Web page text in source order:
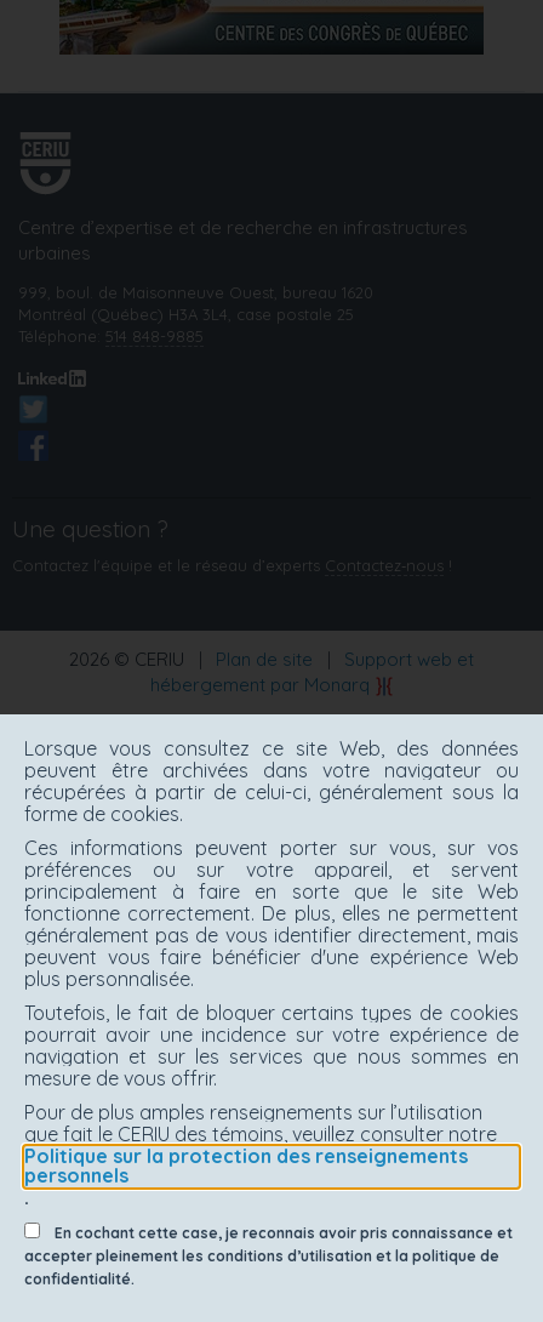
Centre d’expertise et de recherche en infrastructures
urbaines
999, boul. de Maisonneuve Ouest, bureau 1620
Montréal (Québec) H3A 3L4, case postale 25
Téléphone: 514 848-9885
Une question ?
Contactez l'équipe et le réseau d’experts Contactez‑nous !
2026 © CERIU | Plan de site |
Support web et
hébergement par Monarq
Lorsque vous consultez ce site Web, des données
peuvent être archivées dans votre navigateur ou
récupérées à partir de celui-ci, généralement sous la
forme de cookies.
Ces informations peuvent porter sur vous, sur vos
préférences ou sur votre appareil, et servent
principalement à faire en sorte que le site Web
fonctionne correctement. De plus, elles ne permettent
généralement pas de vous identifier directement, mais
peuvent vous faire bénéficier d'une expérience Web
plus personnalisée.
Toutefois, le fait de bloquer certains types de cookies
pourrait avoir une incidence sur votre expérience de
navigation et sur les services que nous sommes en
mesure de vous offrir.
Pour de plus amples renseignements sur l’utilisation
que fait le CERIU des témoins, veuillez consulter notre
Politique sur la protection des renseignements
personnels
.
En cochant cette case, je reconnais avoir pris connaissance et
accepter pleinement les conditions d’utilisation et la politique de
confidentialité.